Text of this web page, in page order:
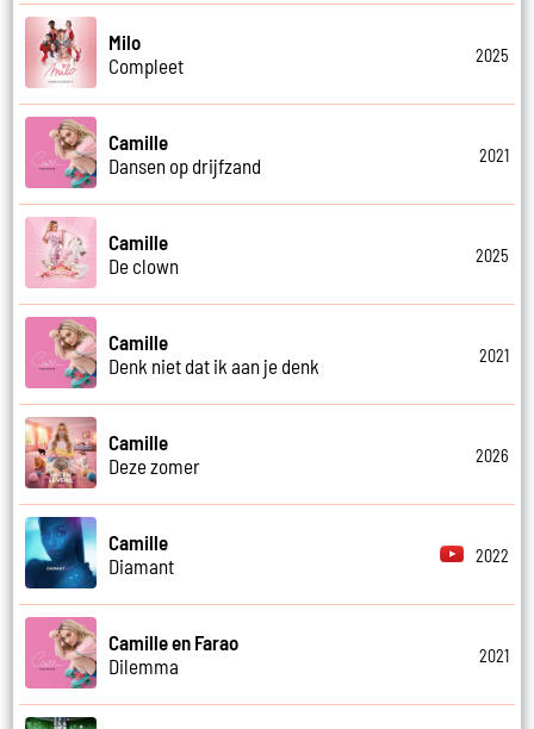
Milo
Compleet
2025
Camille
Dansen op drijfzand
2021
Camille
De clown
2025
Camille
Denk niet dat ik aan je denk
2021
Camille
Deze zomer
2026
Camille
Diamant
2022
Camille en Farao
Dilemma
2021